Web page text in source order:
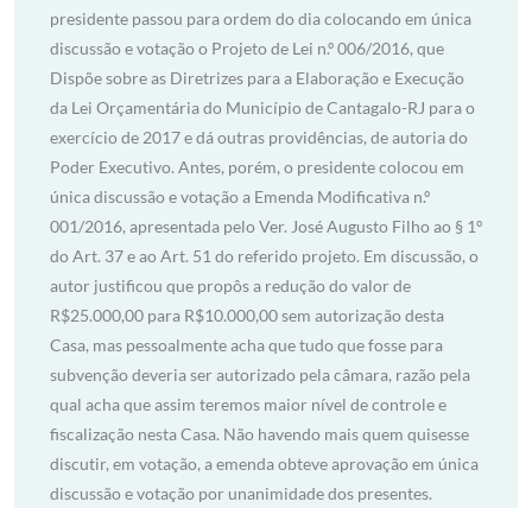
presidente passou para ordem do dia colocando em única
discussão e votação o Projeto de Lei n.º 006/2016, que
Dispõe sobre as Diretrizes para a Elaboração e Execução
da Lei Orçamentária do Município de Cantagalo-RJ para o
exercício de 2017 e dá outras providências, de autoria do
Poder Executivo. Antes, porém, o presidente colocou em
única discussão e votação a Emenda Modificativa n.º
001/2016, apresentada pelo Ver. José Augusto Filho ao § 1º
do Art. 37 e ao Art. 51 do referido projeto. Em discussão, o
autor justificou que propôs a redução do valor de
R$25.000,00 para R$10.000,00 sem autorização desta
Casa, mas pessoalmente acha que tudo que fosse para
subvenção deveria ser autorizado pela câmara, razão pela
qual acha que assim teremos maior nível de controle e
fiscalização nesta Casa. Não havendo mais quem quisesse
discutir, em votação, a emenda obteve aprovação em única
discussão e votação por unanimidade dos presentes.